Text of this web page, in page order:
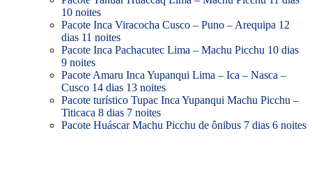
10 noites
Pacote Inca Viracocha Cusco – Puno – Arequipa 12
dias 11 noites
Pacote Inca Pachacutec Lima – Machu Picchu 10 dias
9 noites
Pacote Amaru Inca Yupanqui Lima – Ica – Nasca –
Cusco 14 dias 13 noites
Pacote turístico Tupac Inca Yupanqui Machu Picchu –
Titicaca 8 dias 7 noites
Pacote Huáscar Machu Picchu de ônibus 7 dias 6 noites